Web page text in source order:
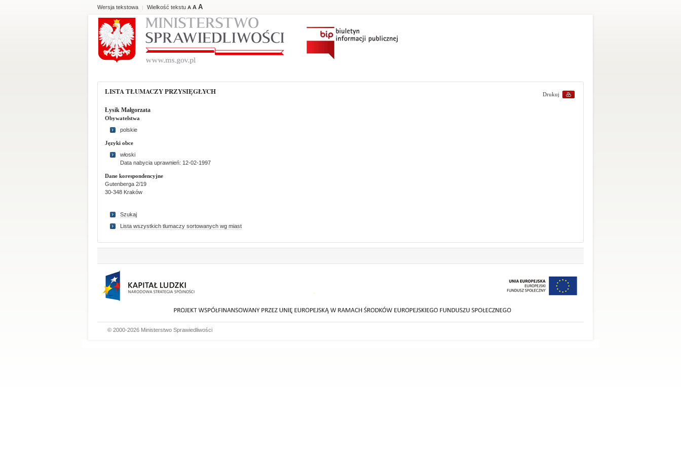
Wersja tekstowa | Wielkość tekstu A A A
Drukuj
LISTA TŁUMACZY PRZYSIĘGŁYCH
Łysik Małgorzata
Obywatelstwa
polskie
Języki obce
włoski
Data nabycia uprawnień: 12-02-1997
Dane korespondencyjne
Gutenberga 2/19
30-348 Kraków
Szukaj
Lista wszystkich tlumaczy sortowanych wg miast
© 2000-2026 Ministerstwo Sprawiedliwości